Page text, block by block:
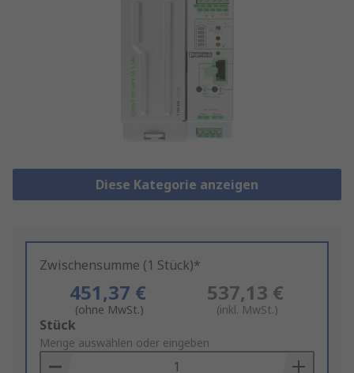
Diese Kategorie anzeigen
Zwischensumme (1 Stück)*
451,37 €
(ohne MwSt.)
537,13 €
(inkl. MwSt.)
Add
to
Basket
Stück
Menge auswählen oder eingeben